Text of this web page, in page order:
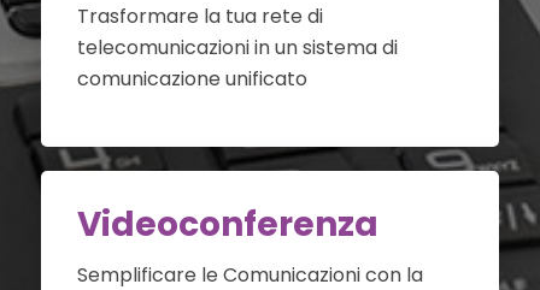
Trasformare la tua rete di
telecomunicazioni in un sistema di
comunicazione unificato
Videoconferenza
Semplificare le Comunicazioni con la